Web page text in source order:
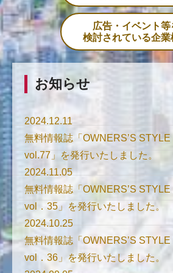
広告・イベント等
検討されている企業
お知らせ
2024.12.11
無料情報誌「OWNERS’S
vol.77」を発行いたしました。
2024.11.05
無料情報誌「OWNERS’S
vol．35」を発行いたしました。
2024.10.25
無料情報誌「OWNERS’S
vol．36」を発行いたしました。